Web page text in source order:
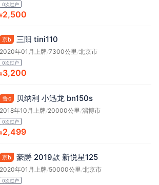
0次过户
¥2,500
京b 三阳 tini110
2020年01月上牌/7300公里/北京市
0次过户
¥3,200
鲁c 贝纳利 小迅龙 bn150s
2018年10月上牌/20000公里/淄博市
0次过户
¥2,499
京b 豪爵 2019款 新悦星125
2020年01月上牌/50000公里/北京市
0次过户